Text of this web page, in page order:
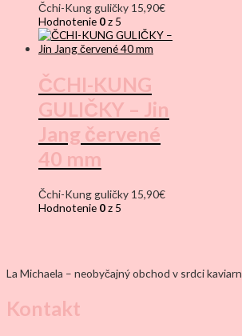
Čchi-Kung guličky 15,90€
Hodnotenie 0z 5
ČCHI-KUNG
GULIČKY – Jin
Jang červené
40 mm
Čchi-Kung guličky 15,90€
Hodnotenie 0z 5
La Michaela – neobyčajný obchod v srdci
Kontakt